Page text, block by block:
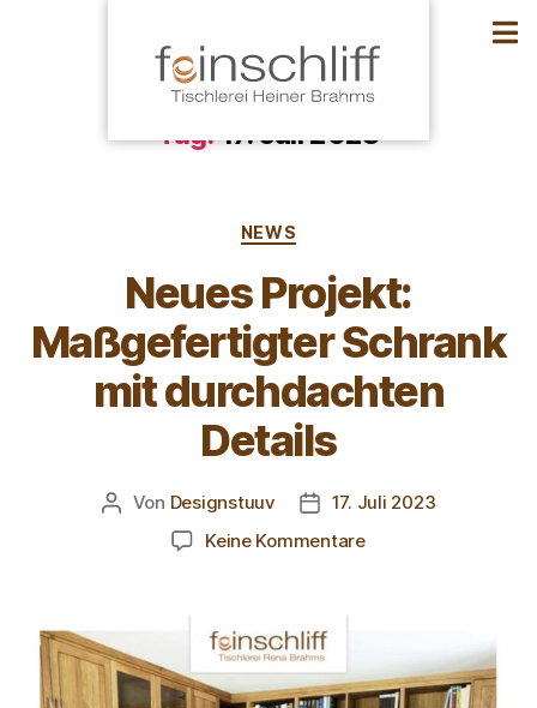
Tag:17. Juli 2023
NEWS
Neues Projekt:
Maßgefertigter Schrank
mit durchdachten
Details
Von Designstuuv
17. Juli 2023
Keine Kommentare